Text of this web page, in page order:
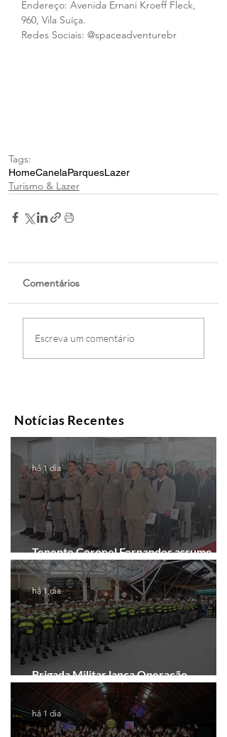
Endereço: Avenida Ernani Kroeff Fleck,
960, Vila Suíça.
Redes Sociais: @spaceadventurebr
Tags:
HomeCanelaParquesLazer
Turismo & Lazer
Comentários
Escreva um comentário
Notícias Recentes
Tenente Coronel Fernandes assume
comando do 41º BPM em Gramado
há 1 dia
Brigada Militar lança Operação
Convergência na Região das Hortênsias
há 1 dia
há 1 dia